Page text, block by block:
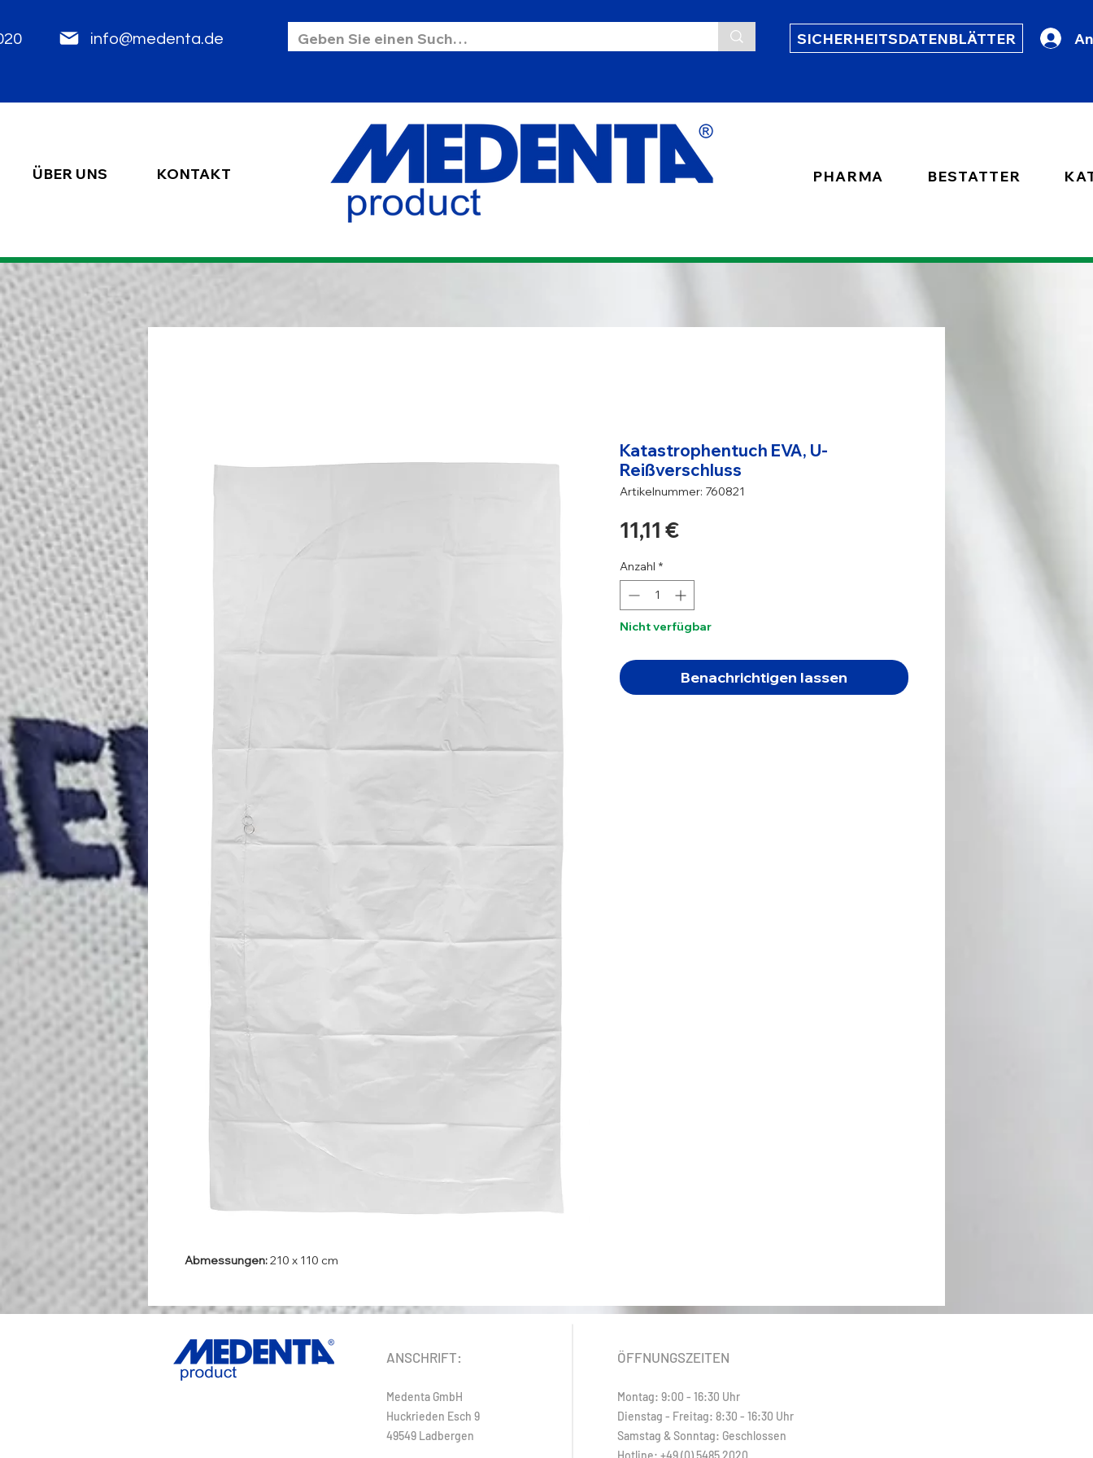
2020 info@medenta.de SICHERHEITSDATENBLÄTTER
ÜBER UNS KONTAKT PHARMA BESTATTER
Abmessungen:210 x 110 cm
Katastrophentuch EVA, U-
Reißverschluss
Artikelnummer: 760821
11,11 €Preis
Anzahl *
Nicht verfügbar
Benachrichtigen lassen
ANSCHRIFT:
Medenta GmbH
Huckrieden Esch 9
49549 Ladbergen
ÖFFNUNGSZEITEN
Montag: 9:00 - 16:30 Uhr
Dienstag - Freitag: 8:30 - 16:30 Uhr
Samstag & Sonntag: Geschlossen
Hotline: +49 (0) 5485 2020